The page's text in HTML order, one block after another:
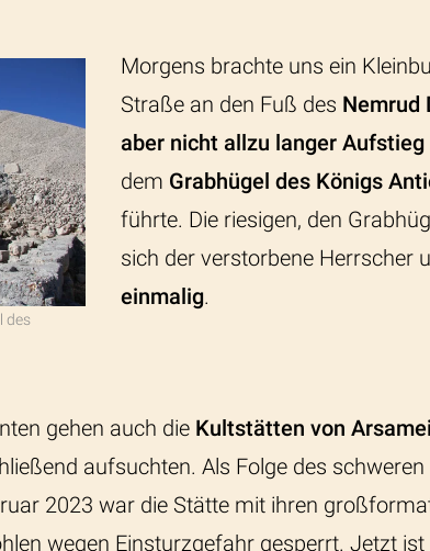
des
Morgens brachte uns ein
Straße an den Fuß des Nemrud
aber nicht allzu langer
dem Grabhügel des Königs
führte. Die riesigen, den
sich der verstorbene Herrscher
einmalig.
gehen auch die Kultstätten von
aufsuchten. Als Folge des schweren
2023 war die Stätte mit ihren
wegen Einsturzgefahr gesperrt. Jetzt ist